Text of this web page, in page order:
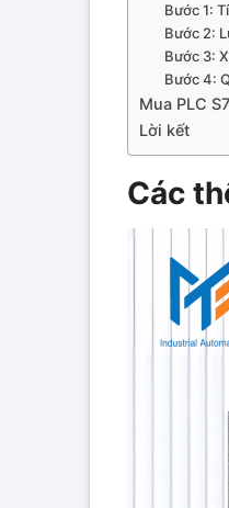
Bước 1:
Bước 2:
Bước 3:
Bước 4:
Mua PLC
Lời kết
Các